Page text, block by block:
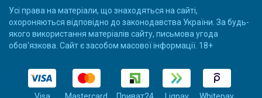
Усі права на матеріали, що знаходяться на сайті,
охороняються відповідно до законодавства України. За будь-
якого використання матеріалів сайту, письмова угода
обов'язкова. Сайт є засобом масової інформації. 18+